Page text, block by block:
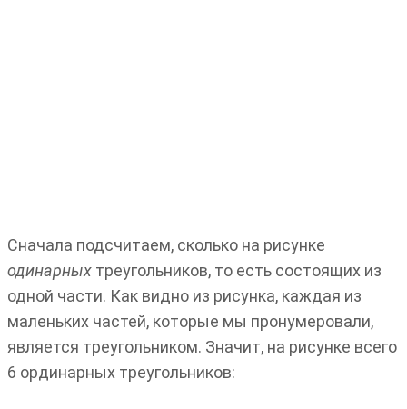
Сначала подсчитаем, сколько на рисунке
одинарных треугольников, то есть состоящих из
одной части. Как видно из рисунка, каждая из
маленьких частей, которые мы пронумеровали,
является треугольником. Значит, на рисунке всего
6 ординарных треугольников: